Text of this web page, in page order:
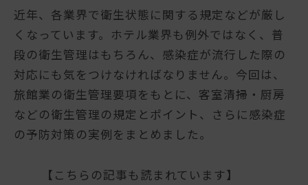
近年、各業界で衛生状態に関する規定などが厳し
くなっています。ホテル業界も例外ではなく、普
段の衛生管理はもちろん、感染症が流行した際の
対応にも気をつけなければなりません。今回は、
旅館業の衛生管理要項をもとに、客室清掃・厨房
などの衛生管理の規定とポイント、さらに感染症
の予防対策の実例をまとめました。
【こちらの記事も読まれています】